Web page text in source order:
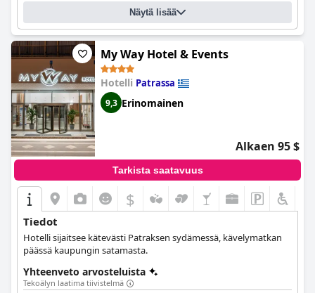
lisää lomakeskuksen ihanteellisia puitteita. Kaiken kaikkiaan
Styga Mountain Resorton täydellinen kohde kaikille, jotka
etsivät viihtyisää ja viihtyisää majoitusta kauniissa
luonnonkauniissa ympäristössä.
Näytä lisää
My Way Hotel & Events
Hotelli Patrassa
9,3 Erinomainen
Alkaen 95 $
Tarkista saatavuus
$
Tiedot
Hotelli sijaitsee kätevästi Patraksen sydämessä, kävelymatkan
päässä kaupungin satamasta.
Yhteenveto arvosteluista
Tekoälyn laatima tiivistelmä